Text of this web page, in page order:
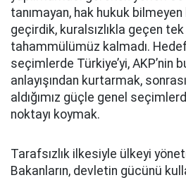
tanımayan, hak hukuk bilmeyen
geçirdik, kuralsızlıkla geçen tek
tahammülümüz kalmadı.
seçimlerde Türkiye’yi, AKP’nin
anlayışından kurtarmak,
aldığımız güçle genel
noktayı koymak.
Tarafsızlık ilkesiyle ülkeyi
Bakanların, devletin gücünü